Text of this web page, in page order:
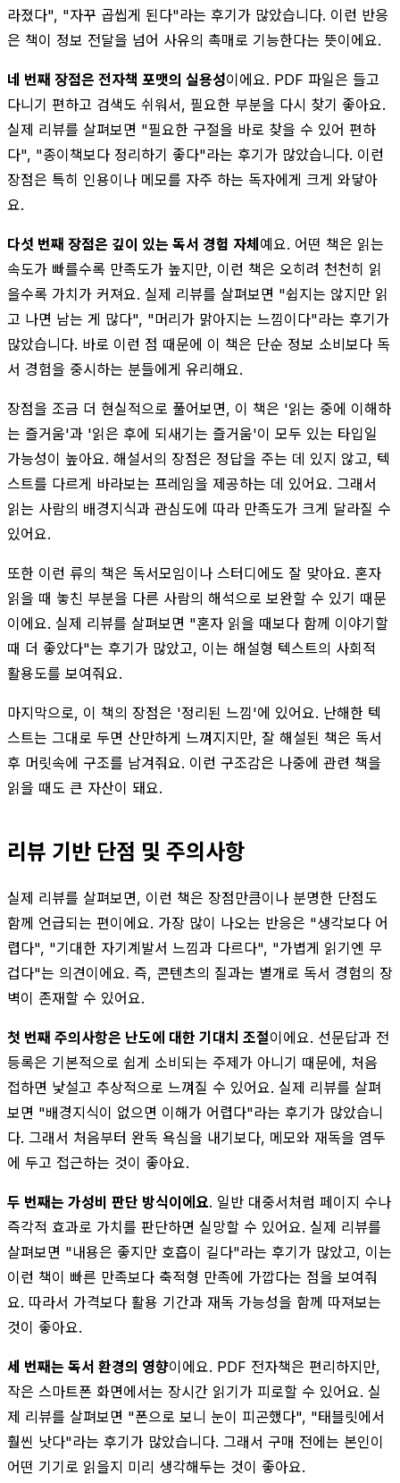
라졌다", "자꾸 곱씹게 된다"라는 후기가 많았습니다. 이런 반응
은 책이 정보 전달을 넘어 사유의 촉매로 기능한다는 뜻이에요.
네 번째 장점은 전자책 포맷의 실용성이에요. PDF 파일은 들고
다니기 편하고 검색도 쉬워서, 필요한 부분을 다시 찾기 좋아요.
실제 리뷰를 살펴보면 "필요한 구절을 바로 찾을 수 있어 편하
다", "종이책보다 정리하기 좋다"라는 후기가 많았습니다. 이런
장점은 특히 인용이나 메모를 자주 하는 독자에게 크게 와닿아
요.
다섯 번째 장점은 깊이 있는 독서 경험 자체예요. 어떤 책은 읽는
속도가 빠를수록 만족도가 높지만, 이런 책은 오히려 천천히 읽
을수록 가치가 커져요. 실제 리뷰를 살펴보면 "쉽지는 않지만 읽
고 나면 남는 게 많다", "머리가 맑아지는 느낌이다"라는 후기가
많았습니다. 바로 이런 점 때문에 이 책은 단순 정보 소비보다 독
서 경험을 중시하는 분들에게 유리해요.
장점을 조금 더 현실적으로 풀어보면, 이 책은 '읽는 중에 이해하
는 즐거움'과 '읽은 후에 되새기는 즐거움'이 모두 있는 타입일
가능성이 높아요. 해설서의 장점은 정답을 주는 데 있지 않고, 텍
스트를 다르게 바라보는 프레임을 제공하는 데 있어요. 그래서
읽는 사람의 배경지식과 관심도에 따라 만족도가 크게 달라질 수
있어요.
또한 이런 류의 책은 독서모임이나 스터디에도 잘 맞아요. 혼자
읽을 때 놓친 부분을 다른 사람의 해석으로 보완할 수 있기 때문
이에요. 실제 리뷰를 살펴보면 "혼자 읽을 때보다 함께 이야기할
때 더 좋았다"는 후기가 많았고, 이는 해설형 텍스트의 사회적
활용도를 보여줘요.
마지막으로, 이 책의 장점은 '정리된 느낌'에 있어요. 난해한 텍
스트는 그대로 두면 산만하게 느껴지지만, 잘 해설된 책은 독서
후 머릿속에 구조를 남겨줘요. 이런 구조감은 나중에 관련 책을
읽을 때도 큰 자산이 돼요.
리뷰 기반 단점 및 주의사항
실제 리뷰를 살펴보면, 이런 책은 장점만큼이나 분명한 단점도
함께 언급되는 편이에요. 가장 많이 나오는 반응은 "생각보다 어
렵다", "기대한 자기계발서 느낌과 다르다", "가볍게 읽기엔 무
겁다"는 의견이에요. 즉, 콘텐츠의 질과는 별개로 독서 경험의 장
벽이 존재할 수 있어요.
첫 번째 주의사항은 난도에 대한 기대치 조절이에요. 선문답과 전
등록은 기본적으로 쉽게 소비되는 주제가 아니기 때문에, 처음
접하면 낯설고 추상적으로 느껴질 수 있어요. 실제 리뷰를 살펴
보면 "배경지식이 없으면 이해가 어렵다"라는 후기가 많았습니
다. 그래서 처음부터 완독 욕심을 내기보다, 메모와 재독을 염두
에 두고 접근하는 것이 좋아요.
두 번째는 가성비 판단 방식이에요. 일반 대중서처럼 페이지 수나
즉각적 효과로 가치를 판단하면 실망할 수 있어요. 실제 리뷰를
살펴보면 "내용은 좋지만 호흡이 길다"라는 후기가 많았고, 이는
이런 책이 빠른 만족보다 축적형 만족에 가깝다는 점을 보여줘
요. 따라서 가격보다 활용 기간과 재독 가능성을 함께 따져보는
것이 좋아요.
세 번째는 독서 환경의 영향이에요. PDF 전자책은 편리하지만,
작은 스마트폰 화면에서는 장시간 읽기가 피로할 수 있어요. 실
제 리뷰를 살펴보면 "폰으로 보니 눈이 피곤했다", "태블릿에서
훨씬 낫다"라는 후기가 많았습니다. 그래서 구매 전에는 본인이
어떤 기기로 읽을지 미리 생각해두는 것이 좋아요.